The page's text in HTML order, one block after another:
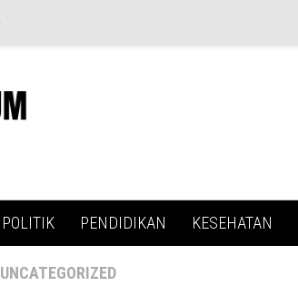
POLITIK PENDIDIKAN KESEHATAN
UNCATEGORIZED